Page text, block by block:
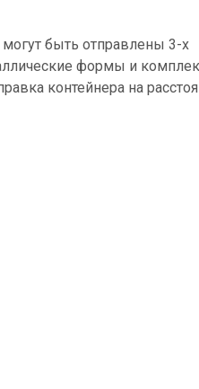
быть отправлены 3-х
формы и
контейнера на